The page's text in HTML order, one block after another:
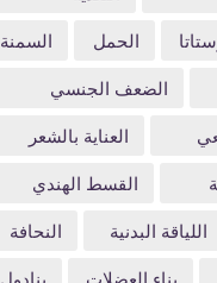
الحمل
السمنة
الضعف الجنسي
العناية بالشعر
القسط الهندي
اللياقة البدنية
النحافة
بناء العضلات
بنادول